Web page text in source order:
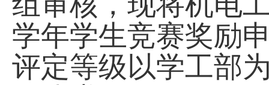
学年学生竞赛奖励
评定等级以学工部